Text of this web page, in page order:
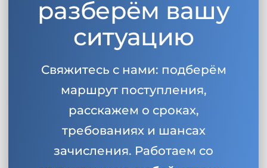
разберём вашу
ситуацию
Свяжитесь с нами: подберём
маршрут поступления,
расскажем о сроках,
требованиях и шансах
зачисления. Работаем со